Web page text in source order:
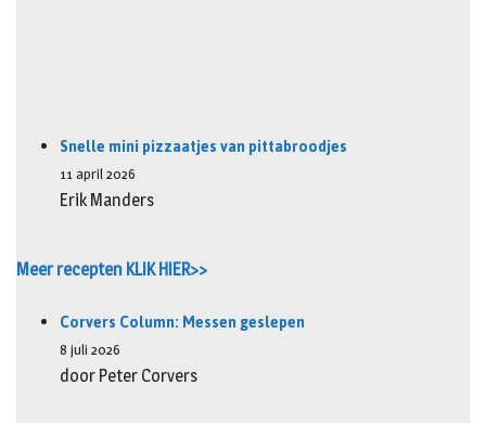
Snelle mini pizzaatjes van pittabroodjes
11 april 2026
Erik Manders
Meer recepten KLIK HIER>>
Corvers Column: Messen geslepen
8 juli 2026
door Peter Corvers